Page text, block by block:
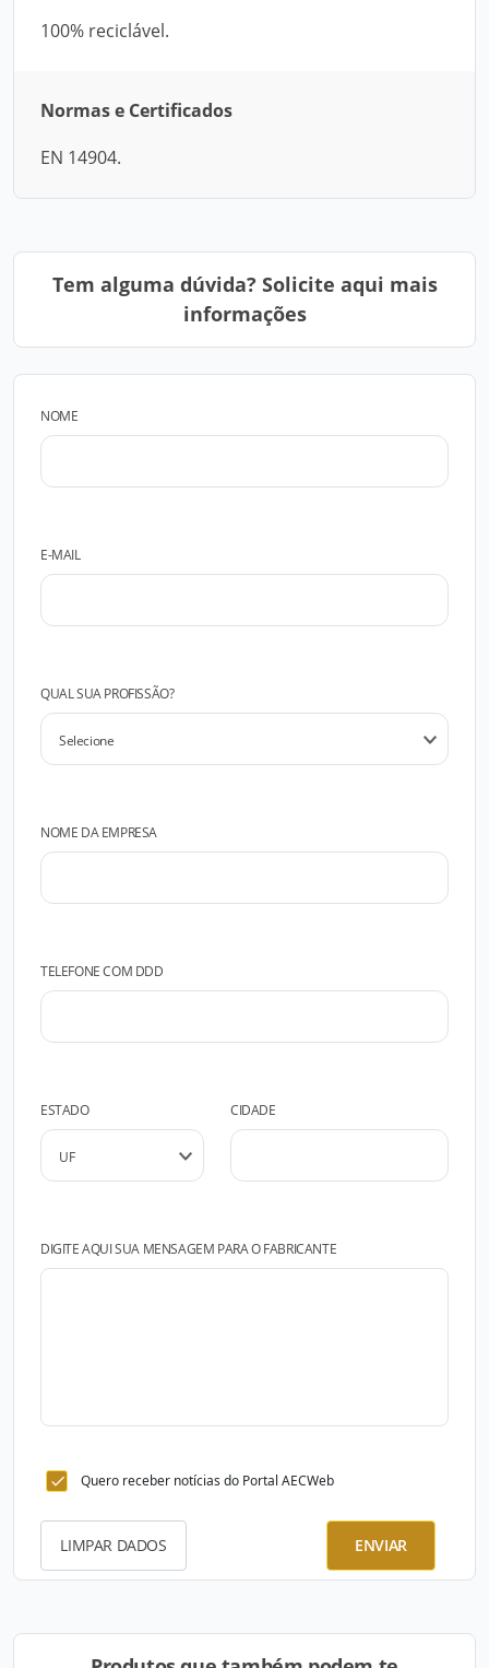
100% reciclável.
Normas e Certificados
EN 14904.
Tem alguma dúvida? Solicite aqui mais
informações
NOME
E-MAIL
QUAL SUA PROFISSÃO?
NOME DA EMPRESA
TELEFONE COM DDD
ESTADO CIDADE
DIGITE AQUI SUA MENSAGEM PARA O FABRICANTE
Quero receber notícias do Portal AECWeb
LIMPAR DADOS ENVIAR